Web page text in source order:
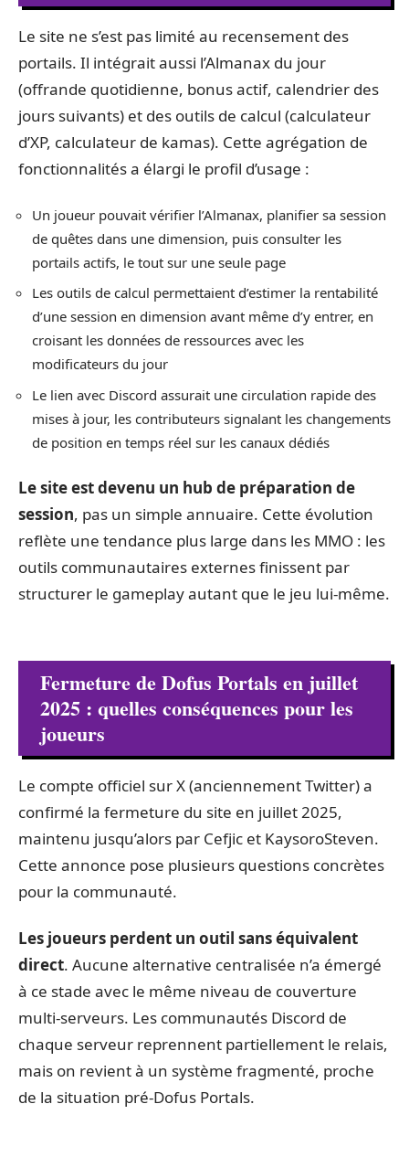
Le site ne s’est pas limité au recensement des
portails. Il intégrait aussi l’Almanax du jour
(offrande quotidienne, bonus actif, calendrier des
jours suivants) et des outils de calcul (calculateur
d’XP, calculateur de kamas). Cette agrégation de
fonctionnalités a élargi le profil d’usage :
Un joueur pouvait vérifier l’Almanax, planifier sa session
de quêtes dans une dimension, puis consulter les
portails actifs, le tout sur une seule page
Les outils de calcul permettaient d’estimer la rentabilité
d’une session en dimension avant même d’y entrer, en
croisant les données de ressources avec les
modificateurs du jour
Le lien avec Discord assurait une circulation rapide des
mises à jour, les contributeurs signalant les changements
de position en temps réel sur les canaux dédiés
Le site est devenu un hub de préparation de
session, pas un simple annuaire. Cette évolution
reflète une tendance plus large dans les MMO : les
outils communautaires externes finissent par
structurer le gameplay autant que le jeu lui-même.
Fermeture de Dofus Portals en juillet
2025 : quelles conséquences pour les
joueurs
Le compte officiel sur X (anciennement Twitter) a
confirmé la fermeture du site en juillet 2025,
maintenu jusqu’alors par Cefjic et KaysoroSteven.
Cette annonce pose plusieurs questions concrètes
pour la communauté.
Les joueurs perdent un outil sans équivalent
direct. Aucune alternative centralisée n’a émergé
à ce stade avec le même niveau de couverture
multi-serveurs. Les communautés Discord de
chaque serveur reprennent partiellement le relais,
mais on revient à un système fragmenté, proche
de la situation pré-Dofus Portals.